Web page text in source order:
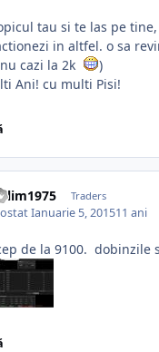
tau si te las pe
in altfel. o sa
cazi la 2k
)
Ani! cu multi Pisi!
Traders
Ianuarie 5, 201511 ani
de la 9100. dobinzile